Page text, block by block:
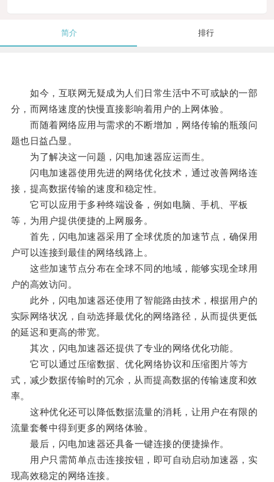
简介 排行
如今，互联网无疑成为人们日常生活中不可或缺的一部
分，而网络速度的快慢直接影响着用户的上网体验。
而随着网络应用与需求的不断增加，网络传输的瓶颈问
题也日益凸显。
为了解决这一问题，闪电加速器应运而生。
闪电加速器使用先进的网络优化技术，通过改善网络连
接，提高数据传输的速度和稳定性。
它可以应用于多种终端设备，例如电脑、手机、平板
等，为用户提供便捷的上网服务。
首先，闪电加速器采用了全球优质的加速节点，确保用
户可以连接到最佳的网络线路上。
这些加速节点分布在全球不同的地域，能够实现全球用
户的高效访问。
此外，闪电加速器还使用了智能路由技术，根据用户的
实际网络状况，自动选择最优化的网络路径，从而提供更低
的延迟和更高的带宽。
其次，闪电加速器还提供了专业的网络优化功能。
它可以通过压缩数据、优化网络协议和压缩图片等方
式，减少数据传输时的冗余，从而提高数据的传输速度和效
率。
这种优化还可以降低数据流量的消耗，让用户在有限的
流量套餐中得到更多的网络体验。
最后，闪电加速器还具备一键连接的便捷操作。
用户只需简单点击连接按钮，即可自动启动加速器，实
现高效稳定的网络连接。